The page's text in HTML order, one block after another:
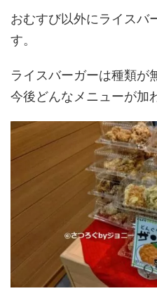
おむすび以外にライスバ
す。
ライスバーガーは種類が
今後どんなメニューが加